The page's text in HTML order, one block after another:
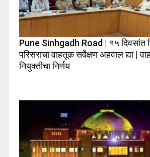
Pune Sinhgadh Road | १५ दिवसांत
परिसराचा वाहतूक सर्वेक्षण अहवाल द्या |
नियुक्तीचा निर्णय